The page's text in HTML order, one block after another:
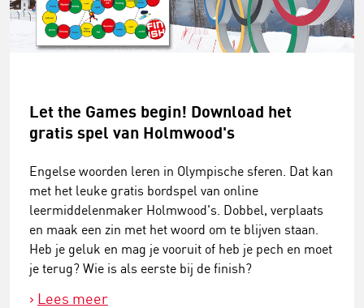
Let the Games begin! Download het
gratis spel van Holmwood's
Engelse woorden leren in Olympische sferen. Dat kan
met het leuke gratis bordspel van online
leermiddelenmaker Holmwood's. Dobbel, verplaats
en maak een zin met het woord om te blijven staan.
Heb je geluk en mag je vooruit of heb je pech en moet
je terug? Wie is als eerste bij de finish?
Lees meer